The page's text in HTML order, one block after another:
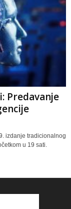
Predavanje
izdanje tradicionalnog
u 19 sati.